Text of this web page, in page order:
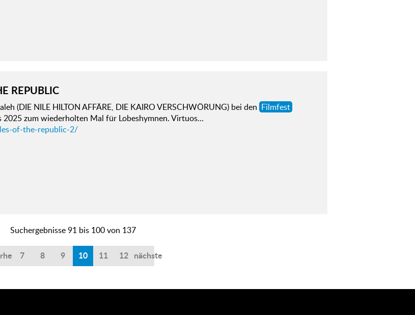
REPUBLIC
(DIE NILE HILTON AFFÄRE, DIE KAIRO VERSCHWÖRUNG) bei den Filmfest
2025 zum wiederholten Mal für Lobeshymnen. Virtuos…
of-the-republic-2/
Suchergebnisse 91 bis 100 von 137
7 8 9 10 11 12 nächste